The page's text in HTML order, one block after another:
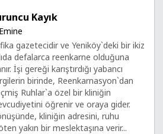
Kayık
gazetecidir ve Yeniköy`deki bir ikiz
defalarca reenkarne olduğuna
İşi gereği karıştırdığı yabancı
birinde, Reenkarnasyon`dan
Ruhlar`a özel bir kliniğin
öğrenir ve oraya gider.
kliniğin adresini, ruhu
yakın bir meslektaşına verir...